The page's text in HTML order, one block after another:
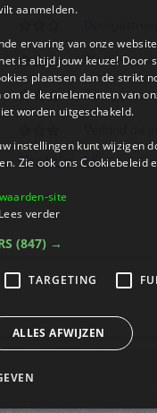
Verbind de
Eraf t/m 15
aanmelden.
ervaring van onze
is altijd jouw keuze! Door
plaatsen dan de strikt
de kernelementen van
worden uitgeschakeld.
instellingen kunt wijzigen
Zie ook ons ​​Cookiebeleid
site
Lees verder
(847) →
TARGETING
ALLES AFWIJZEN